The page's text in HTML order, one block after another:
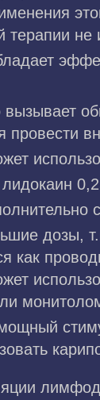
не
провести
дозы,
как